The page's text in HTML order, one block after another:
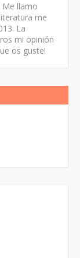
Me llamo
me
La
mi opinión
os guste!